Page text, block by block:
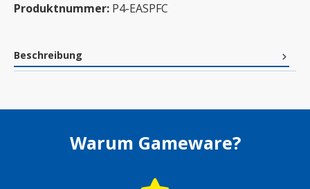
Produktnummer: P4-EASPFC
Beschreibung
Warum Gameware?